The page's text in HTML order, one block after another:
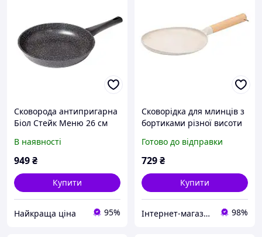
Сковорода антипригарна
Біол Стейк Меню 26 см
універсальна
В наявності
949₴
Купити
Найкраща ціна 95%
Сковорідка для млинців з
бортиками різної висоти
HP39579W
Готово до відправки
729₴
Купити
Інтернет-магазин Господиня 98%